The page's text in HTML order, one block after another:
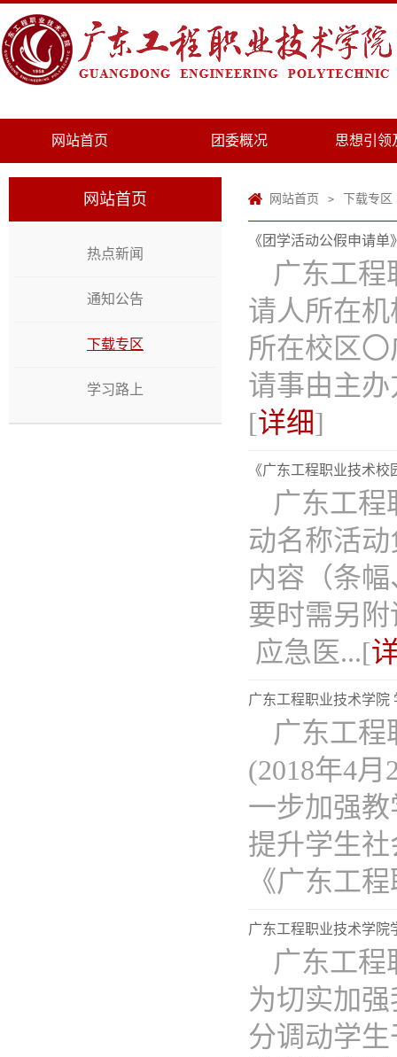
网站首页 团委概况 思想引领
网站首页
热点新闻
通知公告
下载专区
学习路上
网站首页 > 下载专区
《团学活动公假申请单
广东工程
请人所在
所在校区
请事由主
[详细]
《广东工程职业技术
广东工程
动名称活
内容（条
要时需另
应急医...[
广东工程职业技术学院
广东工程
(2018年4
一步加强
提升学生
《广东工
广东工程职业技术学院
广东工程
为切实加
分调动学